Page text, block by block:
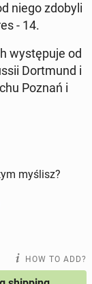
niego zdobyli
- 14.
wys­tępu­je od
Dort­mund i
Poznań i
myślisz?
HOW TO ADD?